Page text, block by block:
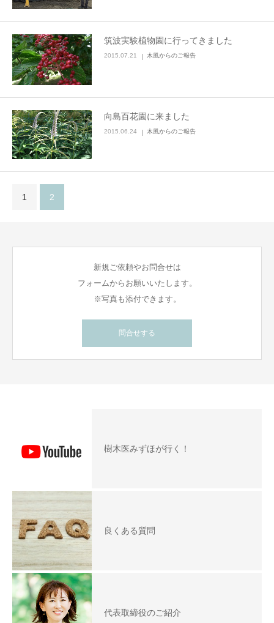
筑波実験植物園に行ってきました
2015.07.21 木風からのご報告
向島百花園に来ました
2015.06.24 木風からのご報告
1 2
新規ご依頼やお問合せは
フォームからお願いいたします。
※写真も添付できます。
問合せする
樹木医みずほが行く！
良くある質問
代表取締役のご紹介